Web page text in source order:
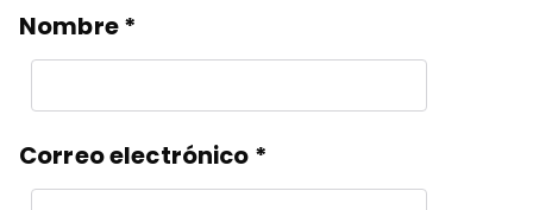
Nombre*
Correo electrónico *